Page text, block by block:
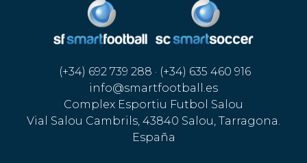
(+34) 692 739 288 · (+34) 635 460 916
info@smartfootball.es
Complex Esportiu Futbol Salou
Vial Salou Cambrils, 43840 Salou, Tarragona.
España